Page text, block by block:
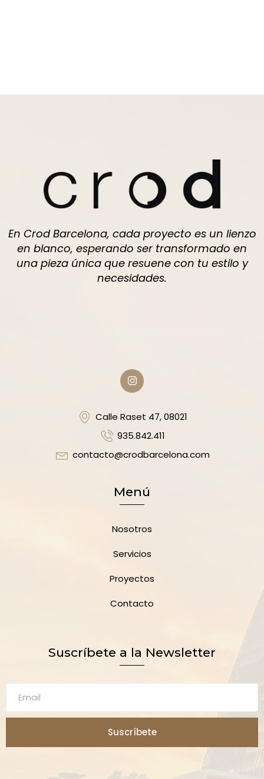
En Crod Barcelona, cada proyecto es un lienzo
en blanco, esperando ser transformado en
una pieza única que resuene con tu estilo y
necesidades.
Calle Raset 47, 08021
935.842.411
contacto@crodbarcelona.com
Menú
Nosotros
Servicios
Proyectos
Contacto
Suscríbete a la Newsletter
Suscríbete